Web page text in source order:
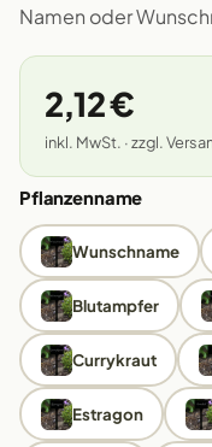
Namen oder
2,12 €
inkl. MwSt. · zzgl.
Pflanzenname
Wunschname
Blutampfer
Currykraut
Estragon